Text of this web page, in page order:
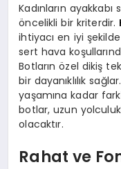
Kadınların
öncelikli bir kriterdir.
ihtiyacı en iyi
sert hava
Botların özel dikiş
bir dayanıklılık
yaşamına kadar
botlar, uzun
olacaktır.
Rahat ve